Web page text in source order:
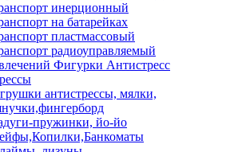
инерционный
на батарейках
пластмассовый
радиоуправляемый
Фигурки Антистресс
антистрессы, мялки,
пружинки, йо-йо